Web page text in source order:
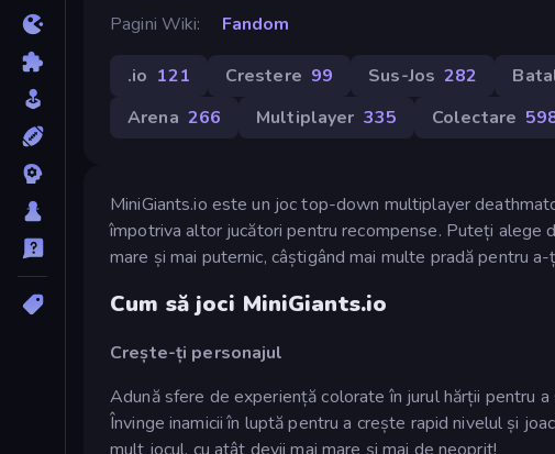
Pagini Wiki
Fandom
.io 121 Crestere 99 Sus-Jos 282
Arena 266 Multiplayer 335 Colectare
MiniGiants.io este un joc top-down multiplayer
împotriva altor jucători pentru recompense. Puteți alege
mare și mai puternic, câștigând mai multe pradă pentru
Cum să joci MiniGiants.io
Crește-ți personajul
Adună sfere de experiență colorate în jurul hărții pentru
Învinge inamicii în luptă pentru a crește rapid nivelul și